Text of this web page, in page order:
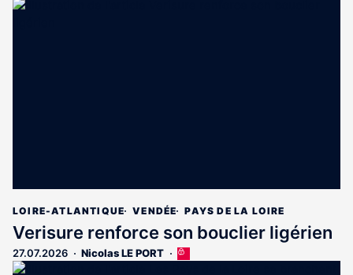
LOIRE-ATLANTIQUE VENDÉE PAYS DE LA LOIRE
Verisure renforce son bouclier ligérien
27.07.2026 Nicolas LE PORT
Cet